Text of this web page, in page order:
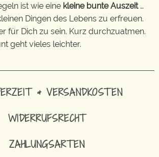
ist wie eine kleine bunte Auszeit…
Dingen des Lebens zu erfreuen.
für Dich zu sein. Kurz durchzuatmen.
geht vieles leichter.
& VERSANDKOSTEN
WIDERRUFSRECHT
ZAHLUNGSARTEN